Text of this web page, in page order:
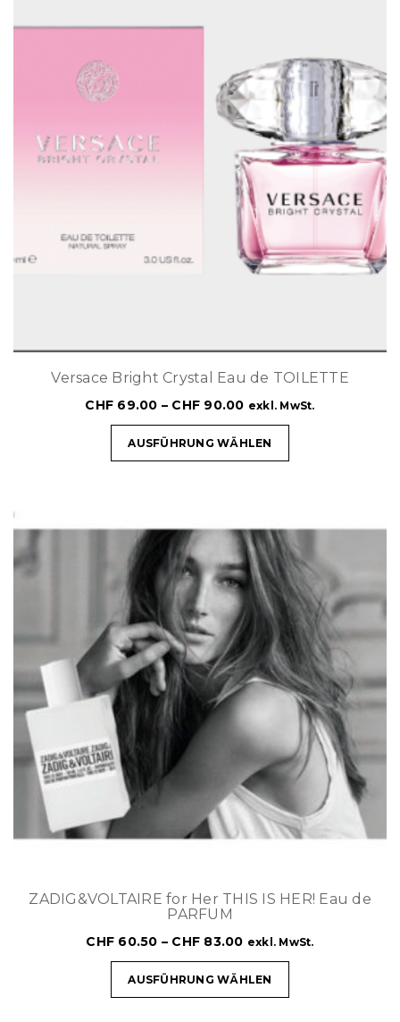
Versace Bright Crystal Eau de TOILETTE
CHF 69.00 – CHF 90.00 exkl. MwSt.
AUSFÜHRUNG WÄHLEN
ZADIG&VOLTAIRE for Her THIS IS HER! Eau de
PARFUM
CHF 60.50 – CHF 83.00 exkl. MwSt.
AUSFÜHRUNG WÄHLEN